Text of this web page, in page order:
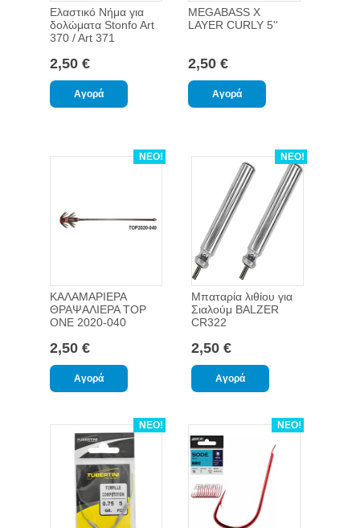
2,50 €
Ελαστικό Νήμα για
δολώματα Stonfo Art
370 / Art 371
2,50 €
MEGABASS X
LAYER CURLY 5''
ΝΕΟ!
2,50 €
ΚΑΛΑΜΑΡΙΕΡΑ
ΘΡΑΨΑΛΙΕΡΑ TOP
ONE 2020-040
ΝΕΟ!
2,50 €
Μπαταρία λιθίου για
Σιαλούμ BALZER
CR322
ΝΕΟ! ΝΕΟ!